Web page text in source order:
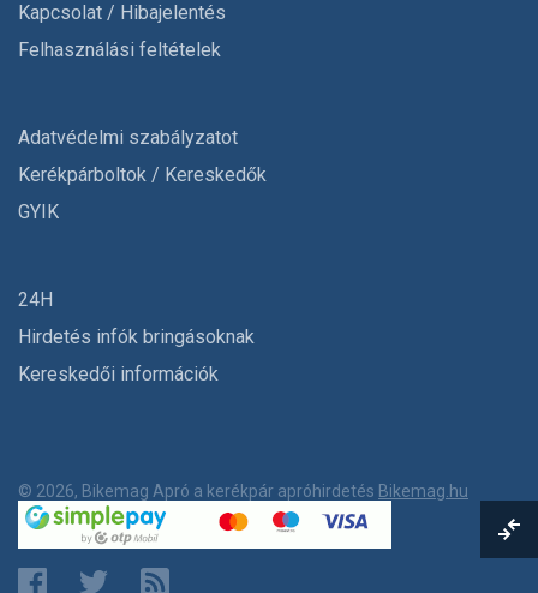
Kapcsolat / Hibajelentés
Felhasználási feltételek
Adatvédelmi szabályzatot
Kerékpárboltok / Kereskedők
GYIK
24H
Hirdetés infók bringásoknak
Kereskedői információk
© 2026, Bikemag Apró a kerékpár apróhirdetés Bikemag.hu